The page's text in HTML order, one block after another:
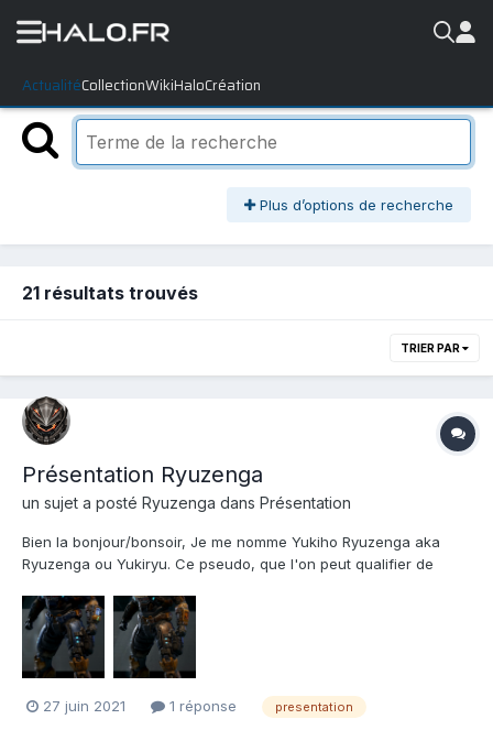
ActualitéCollectionWikiHaloCréation
Plus d’options de recherche
21 résultats trouvés
TRIER PAR
Présentation Ryuzenga
un sujet a posté Ryuzenga dans Présentation
Bien la bonjour/bonsoir, Je me nomme Yukiho Ryuzenga aka
Ryuzenga ou Yukiryu. Ce pseudo, que l'on peut qualifier de
pseudo parce que l'ancien (LeCobraNoir) était absolument
détestable et lié à une team sur 360 que j'avais quitté par...
27 juin 2021 1 réponse presentation